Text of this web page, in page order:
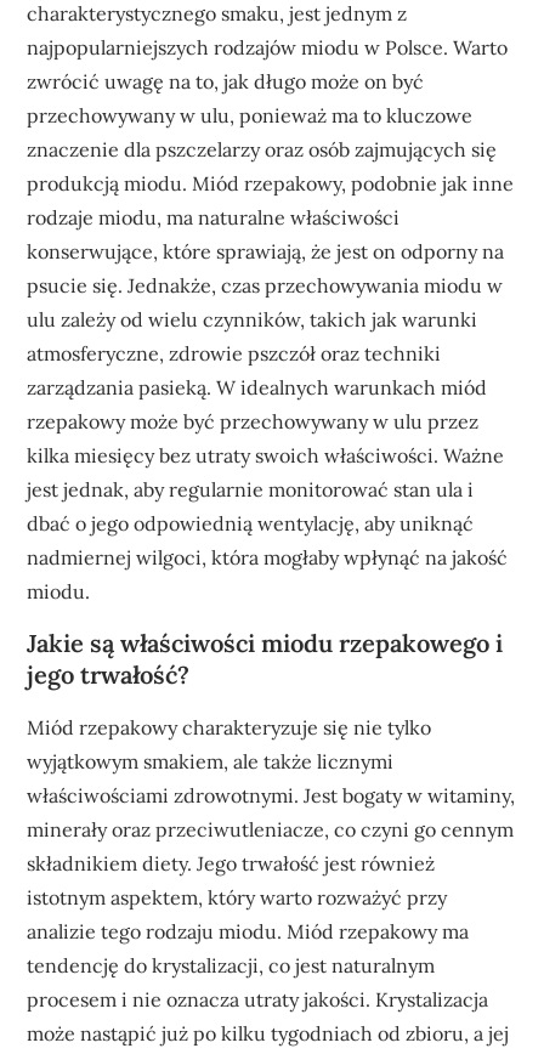
charakterystycznego smaku, jest jednym z
najpopularniejszych rodzajów miodu w Polsce. Warto
zwrócić uwagę na to, jak długo może on być
przechowywany w ulu, ponieważ ma to kluczowe
znaczenie dla pszczelarzy oraz osób zajmujących się
produkcją miodu. Miód rzepakowy, podobnie jak inne
rodzaje miodu, ma naturalne właściwości
konserwujące, które sprawiają, że jest on odporny na
psucie się. Jednakże, czas przechowywania miodu w
ulu zależy od wielu czynników, takich jak warunki
atmosferyczne, zdrowie pszczół oraz techniki
zarządzania pasieką. W idealnych warunkach miód
rzepakowy może być przechowywany w ulu przez
kilka miesięcy bez utraty swoich właściwości. Ważne
jest jednak, aby regularnie monitorować stan ula i
dbać o jego odpowiednią wentylację, aby uniknąć
nadmiernej wilgoci, która mogłaby wpłynąć na jakość
miodu.
Jakie są właściwości miodu rzepakowego i
jego trwałość?
Miód rzepakowy charakteryzuje się nie tylko
wyjątkowym smakiem, ale także licznymi
właściwościami zdrowotnymi. Jest bogaty w witaminy,
minerały oraz przeciwutleniacze, co czyni go cennym
składnikiem diety. Jego trwałość jest również
istotnym aspektem, który warto rozważyć przy
analizie tego rodzaju miodu. Miód rzepakowy ma
tendencję do krystalizacji, co jest naturalnym
procesem i nie oznacza utraty jakości. Krystalizacja
może nastąpić już po kilku tygodniach od zbioru, a jej